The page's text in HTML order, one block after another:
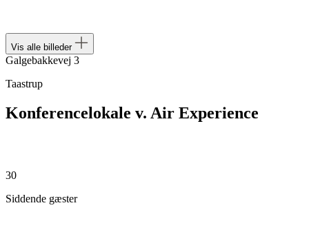
Vis alle billeder
Galgebakkevej 3
Taastrup
Konferencelokale v. Air Experience
30
Siddende gæster